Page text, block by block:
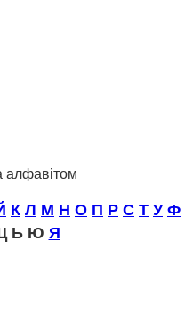
алфавітом
КЛ М Н О П РСТУФ
Ь Ю Я